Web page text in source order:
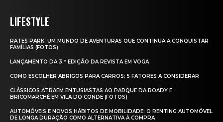
LIFESTYLE
RATES PARK: UM MUNDO DE AVENTURAS QUE CONTINUA A CONQUISTAR
FAMÍLIAS (FOTOS)
LANÇAMENTO DA 3.ª EDIÇÃO DA REVISTA EM VOGA
COMO ESCOLHER ABRIGOS PARA CARROS: 5 FATORES A CONSIDERAR
CLÁSSICOS ATRAEM ENTUSIASTAS AO PARQUE DA ROADY E
BRICOMARCHÉ EM VILA DO CONDE (FOTOS)
AUTOMÓVEIS E NOVOS HÁBITOS DE MOBILIDADE: O RENTING AUTOMÓVEL
DE LONGA DURAÇÃO COMO ALTERNATIVA À COMPRA